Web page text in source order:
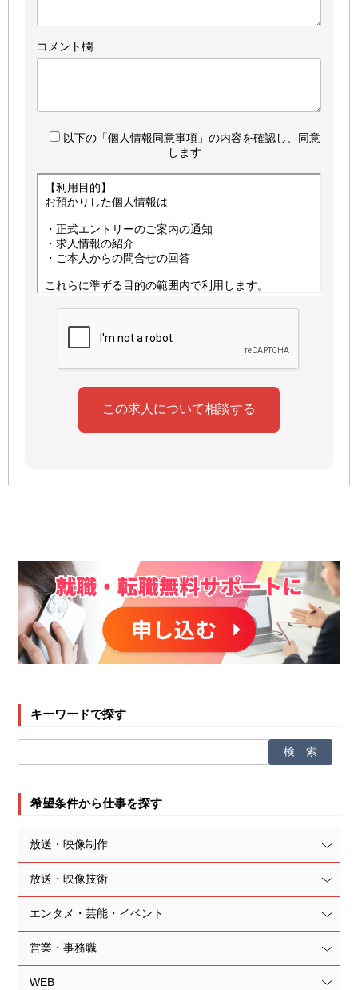
コメント欄
以下の「個人情報同意事項」の内容を確認し、同意
します
キーワードで探す
希望条件から仕事を探す
放送・映像制作
放送・映像技術
エンタメ・芸能・イベント
営業・事務職
WEB